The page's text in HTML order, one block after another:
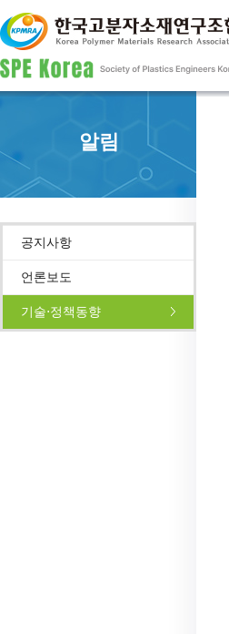
알림
공지사항
언론보도
기술⋅정책동향